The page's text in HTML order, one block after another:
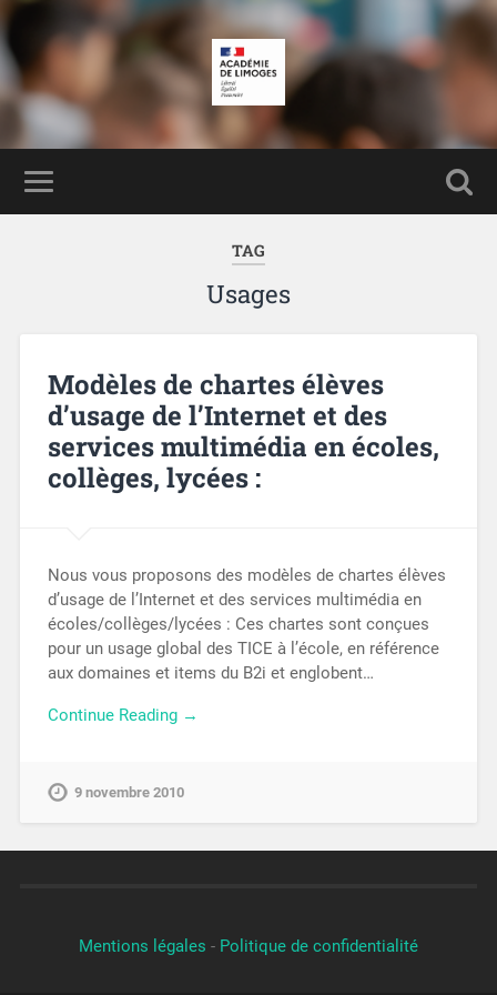
TAG
Usages
Modèles de chartes élèves
d’usage de l’Internet et des
services multimédia en écoles,
collèges, lycées :
Nous vous proposons des modèles de chartes élèves
d’usage de l’Internet et des services multimédia en
écoles/collèges/lycées : Ces chartes sont conçues
pour un usage global des TICE à l’école, en référence
aux domaines et items du B2i et englobent…
Continue Reading →
9 novembre 2010
Mentions légales - Politique de confidentialité